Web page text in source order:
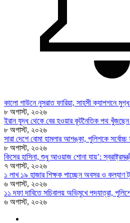
কালো গাউনে নুসরাত ফারিয়া, সাহসী ক্যাপশনে
৮ অগাস্ট, ২০২৬
ইরান যুদ্ধ থেকে বের হওয়ার কূটনৈতিক পথ
৮ অগাস্ট, ২০২৬
সারা দেশে বোমা হামলার আশঙ্কা, পুলিশকে সর্বোচ্চ
৮ অগাস্ট, ২০২৬
কিসের হাসিনা, শুধু আওয়াজ শোনা যায়’:
৭ অগাস্ট, ২০২৬
১ লাখ ১৯ হাজার শিক্ষক পাচ্ছেন অবসর ও কল্যাণ
৬ অগাস্ট, ২০২৬
১১ দফা দাবিতে সচিবালয় অভিমুখে পদযাত্রা,
৬ অগাস্ট, ২০২৬